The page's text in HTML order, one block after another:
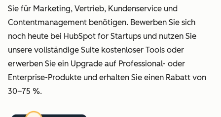
Sie für Marketing, Vertrieb, Kundenservice und
Contentmanagement benötigen. Bewerben Sie sich
noch heute bei HubSpot for Startups und nutzen Sie
unsere vollständige Suite kostenloser Tools oder
erwerben Sie ein Upgrade auf Professional- oder
Enterprise-Produkte und erhalten Sie einen Rabatt von
30–75 %.